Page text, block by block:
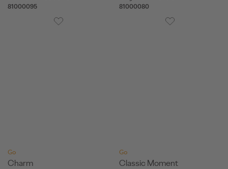
81000095 81000080
Go
Charm
Go
Classic Moment